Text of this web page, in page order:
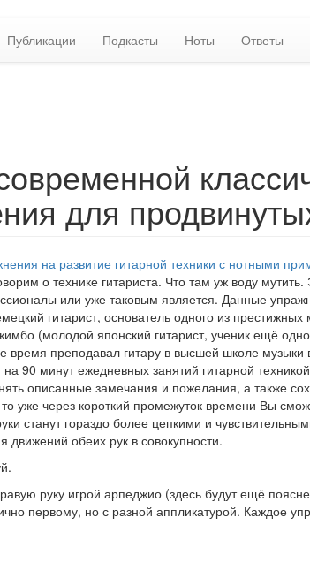
Публикации Подкасты Ноты Ответы
для
о технике гитариста. Что там уж воду
или уже таковым является. Данные
гитарист, основатель одного из
(молодой японский гитарист, ученик ещё
время преподавал гитару в высшей школе
90 минут ежедневных занятий гитарной
описанные замечания и пожелания, а также
то уже через короткий промежуток времени Вы
станут гораздо более цепкими и
движений обеих рук в совокупности.
руку игрой арпеджио (здесь будут ещё
первому, но с разной аппликатурой. Каждое